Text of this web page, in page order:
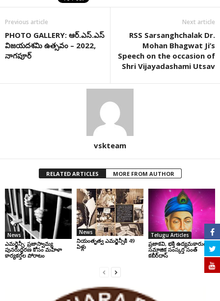
Previous article
PHOTO GALLERY: ఆర్‌.ఎస్‌.ఎస్
విజ‌యద‌శ‌మి ఉత్స‌వం – 2022,
నాగ‌పూర్
Next article
RSS Sarsanghchalak Dr.
Mohan Bhagwat Ji’s
Speech on the occasion of
Shri Vijayadashami Utsav
vskteam
RELATED ARTICLES MORE FROM AUTHOR
News
ఎమర్జెన్సీ: ప్రజాస్వామ్య
పునరుద్ధరణ కోసం మహిళా
కార్యకర్తల పోరాటం
News
నియంతృత్వ ఎమర్జెన్సీకి 49
ఏళ్లు
Telugu Articles
ప్రజాకవి, భక్తి ఉద్యమకారుడు,
సమాజిక సంస్కర్త సంత్‌
కబీర్‌దాస్‌